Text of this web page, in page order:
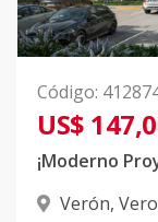
Código:
US$
Verón,